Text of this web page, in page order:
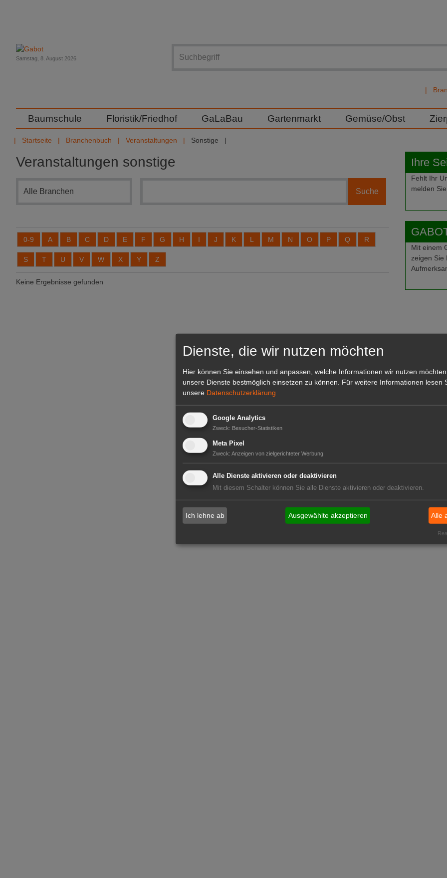
Samstag, 8. August 2026
Baumschule Floristik/Friedhof GaLaBau Gartenmarkt Gemüse/Obst
Startseite Branchenbuch Veranstaltungen Sonstige
Veranstaltungen sonstige
0-9 A B C D E F G H I J K L M N O P Q R
S T U V W X Y Z
Keine Ergebnisse gefunden
Ihre
Fehlt Ihr
melden
Mit einem
zeigen Sie
Dienste, die wir nutzen möchten
Hier können Sie einsehen und anpassen, welche Informationen wir nutzen
unsere Dienste bestmöglich einsetzen zu können.
Für weitere Informationen lesen
unsere Datenschutzerklärung
Google Analytics
Zweck: Besucher-Statistiken
Meta Pixel
Zweck: Anzeigen von zielgerichteter Werbung
Alle Dienste aktivieren oder deaktivieren
Mit diesem Schalter können Sie alle Dienste aktivieren oder deaktivieren.
Ich lehne ab Ausgewählte akzeptieren Alle